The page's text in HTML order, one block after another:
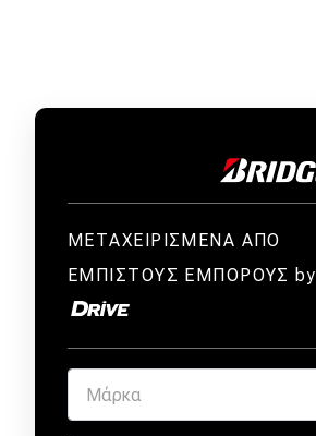
ΜΕΤΑΧΕΙΡΙΣΜΕΝΑ ΑΠΟ
ΕΜΠΙΣΤΟΥΣ ΕΜΠΟΡΟΥΣ by